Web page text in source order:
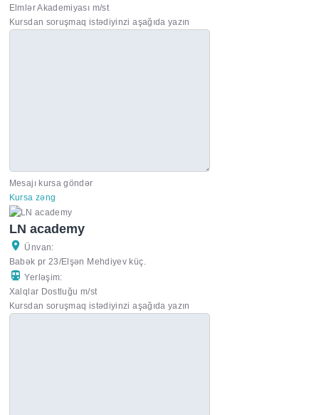
Elmlər Akademiyası m/st
Kursdan soruşmaq istədiyinzi aşağıda yazın
Mesajı kursa göndər
Kursa zəng
LN academy
Ünvan:
Babək pr 23/Elşən Mehdiyev küç.
Yerləşim:
Xalqlar Dostluğu m/st
Kursdan soruşmaq istədiyinzi aşağıda yazın